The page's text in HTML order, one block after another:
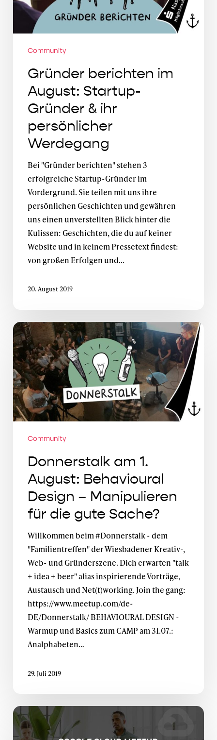
Gründer
ihr
persönlicher
Community
Gründer berichten im
August: Startup-
Gründer & ihr
persönlicher
Werdegang
Bei "Gründer berichten" stehen 3
erfolgreiche Startup-Gründer im
Vordergrund. Sie teilen mit uns ihre
persönlichen Geschichten und gewähren
uns einen unverstellten Blick hinter die
Kulissen: Geschichten, die du auf keiner
Website und in keinem Pressetext findest:
von großen Erfolgen und…
20. August 2019
Donnerstalk
am
1.
August:
Behavioural
Design
–
Manipulieren
gute
Sache?
Community
Donnerstalk am 1.
August: Behavioural
Design – Manipulieren
für die gute Sache?
Willkommen beim #Donnerstalk - dem
"Familientreffen" der Wiesbadener Kreativ-,
Web- und Gründerszene. Dich erwarten "talk
+ idea + beer" alias inspirierende Vorträge,
Austausch und Net(t)working. Join the gang:
https://www.meetup.com/de-
DE/Donnerstalk/ BEHAVIOURAL DESIGN -
Warmup und Basics zum CAMP am 31.07.:
Analphabeten…
29. Juli 2019
Google
Cloud